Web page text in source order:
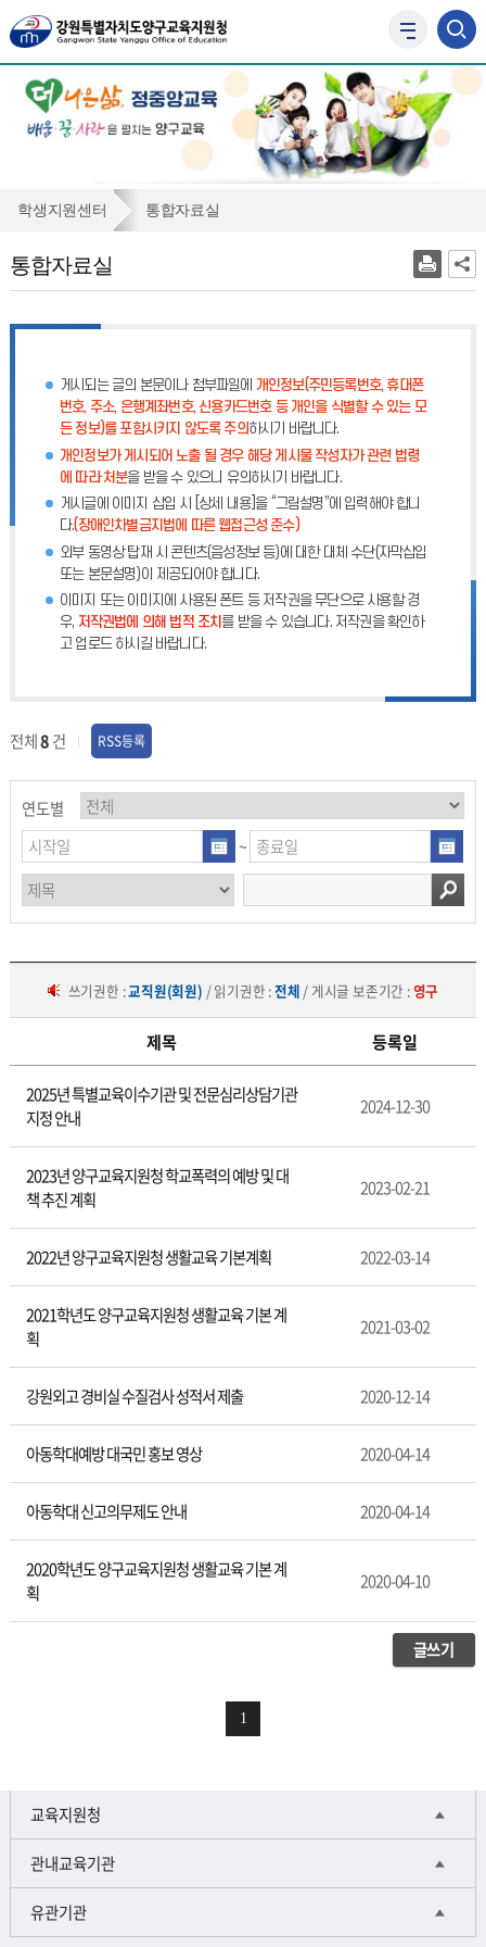
사
트
맵
바
로
가
통
자
학생지원센터 통합자료실
통합자료실
게시되는 글의 본문이나 첨부파일에 개인정보(주민등록번호, 휴대폰
번호, 주소, 은행계좌번호, 신용카드번호 등 개인을 식별할 수 있는 모
든 정보)를 포함시키지 않도록 주의하시기 바랍니다.
개인정보가 게시되어 노출 될 경우 해당 게시물 작성자가 관련 법령
에 따라 처분을 받을 수 있으니 유의하시기 바랍니다.
게시글에 이미지 삽입 시 [상세 내용]을 “그림설명”에 입력해야 합니
다.(장애인차별금지법에 따른 웹접근성 준수)
외부 동영상 탑재 시 콘텐츠(음성정보 등)에 대한 대체 수단(자막삽입
또는 본문설명)이 제공되어야 합니다.
이미지 또는 이미지에 사용된 폰트 등 저작권을 무단으로 사용할 경
우, 저작권법에 의해 법적 조치 를 받을 수 있습니다. 저작권을 확인하
고 업로드 하시길 바랍니다.
전체8건 RSS등록
연도별
~
쓰기권한 :교직원(회원) / 읽기권한 :전체 / 게시글 보존기간 :영구
료
제목 등록일
2025년 특별교육이수기관 및 전문심리상담기관
지정 안내
2024-12-30
2023년 양구교육지원청 학교폭력의 예방 및 대
책 추진 계획
2023-02-21
2022년 양구교육지원청 생활교육 기본계획 2022-03-14
2021학년도 양구교육지원청 생활교육 기본 계
획
2021-03-02
강원외고 경비실 수질검사 성적서 제출 2020-12-14
아동학대예방 대국민 홍보 영상 2020-04-14
아동학대 신고의무제도 안내 2020-04-14
2020학년도 양구교육지원청 생활교육 기본 계
획
2020-04-10
글쓰기
1
교육지원청
관내교육기관
유관기관